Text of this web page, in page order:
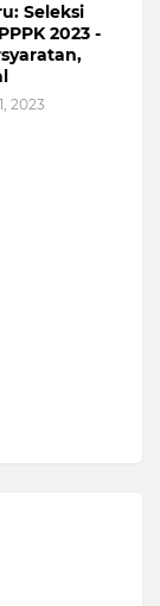
Seleksi
2023 -
2023